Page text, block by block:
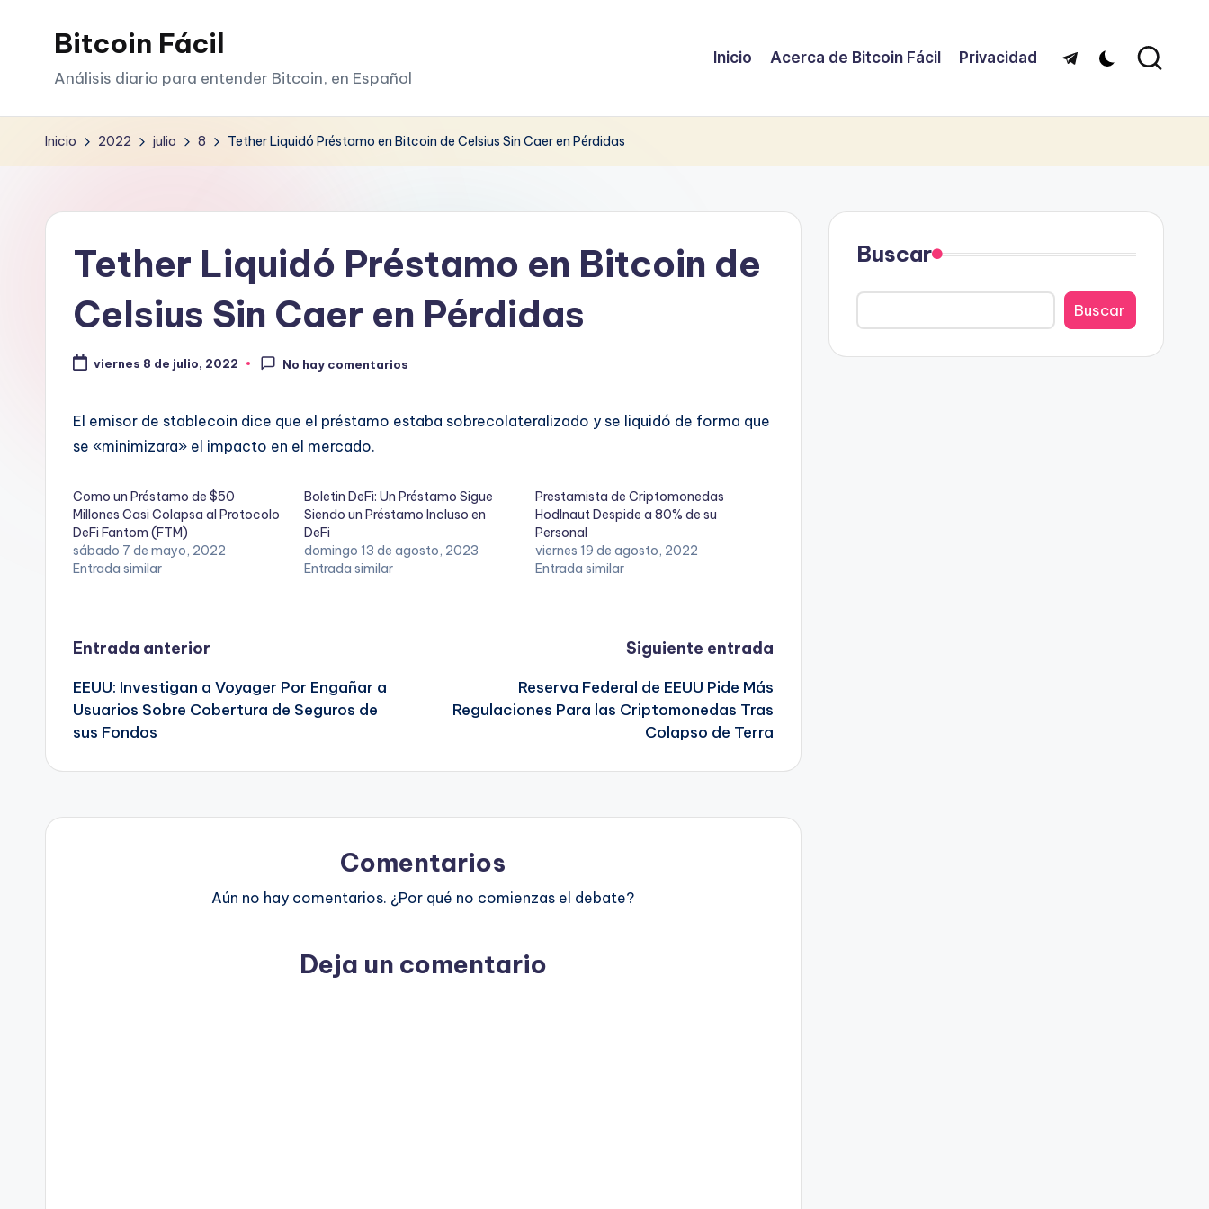
Bitcoin Fácil
Análisis diario para entender Bitcoin, en Español
Inicio Acerca de Bitcoin Fácil Privacidad Telegram
Inicio 2022 julio 8 Tether Liquidó Préstamo en Bitcoin de Celsius Sin Caer en Pérdidas
Tether Liquidó Préstamo en Bitcoin de
Celsius Sin Caer en Pérdidas
viernes 8 de julio, 2022 No hay comentarios
El emisor de stablecoin dice que el préstamo estaba sobrecolateralizado y se liquidó de forma que
se «minimizara» el impacto en el mercado.
Como un Préstamo de $50
Millones Casi Colapsa al Protocolo
DeFi Fantom (FTM)
sábado 7 de mayo, 2022
Entrada similar
Boletin DeFi: Un Préstamo Sigue
Siendo un Préstamo Incluso en
DeFi
domingo 13 de agosto, 2023
Entrada similar
Prestamista de Criptomonedas
Hodlnaut Despide a 80% de su
Personal
viernes 19 de agosto, 2022
Entrada similar
Navegación
de
entradas
Entrada anterior
EEUU: Investigan a Voyager Por Engañar a
Usuarios Sobre Cobertura de Seguros de
sus Fondos
Siguiente entrada
Reserva Federal de EEUU Pide Más
Regulaciones Para las Criptomonedas Tras
Colapso de Terra
Comentarios
Aún no hay comentarios. ¿Por qué no comienzas el debate?
Deja un comentario
Buscar
Buscar